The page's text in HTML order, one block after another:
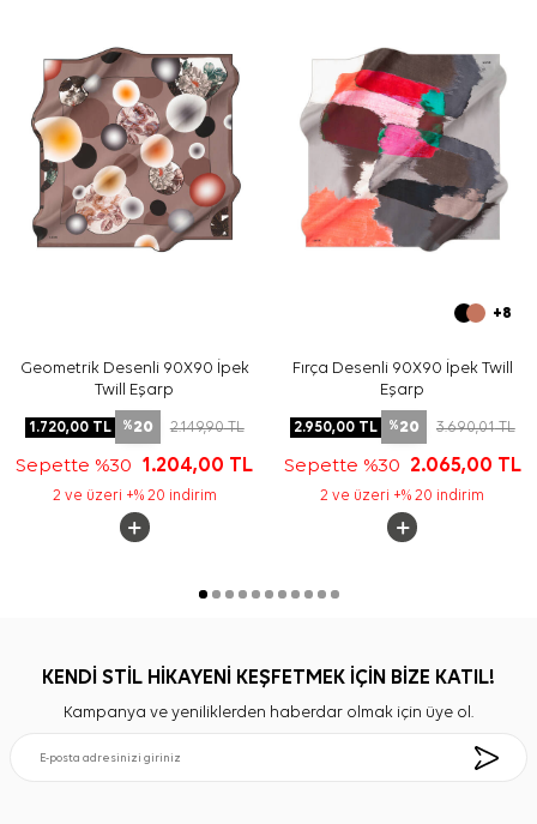
Yıkama ve bakım için ürün etiketindeki talimatları
izleyiniz. İpek ve hassas eşarplarda nazik bakım
gerektiren durumlar için Aker İpek Eşarp Şampuanı
kullanabilirsiniz.
Sıkça Sorulan Sorular
Bej İpek Kare Çiçekli Eşarp ölçüsü nedir?
Bu eşarp hangi materyal kalitesindedir?
Çiçekli ipek tivil eşarp hangi renklerle kombinlenir?
Bu model günlük kullanım için uygun mu?
Geometrik Desenli 90X90 İpek
Twill Eşarp
1.720,00TL %20 2.149,90TL
Sepette %30 1.204,00 TL
2 ve üzeri +% 20 indirim
+8
Fırça Desenli 90X90 İpek Twill
Eşarp
2.950,00TL %20 3.690,01TL
Sepette %30 2.065,00 TL
2 ve üzeri +% 20 indirim
KENDİ STİL HİKAYENİ KEŞFETMEK İÇİN BİZE KATIL!
Kampanya ve yeniliklerden haberdar olmak için üye ol.